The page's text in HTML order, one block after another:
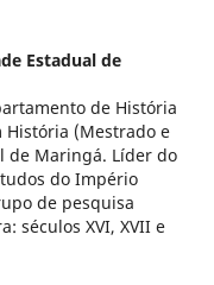
Estadual de
de História
História (Mestrado e
de Maringá. Líder do
do Império
de pesquisa
séculos XVI, XVII e